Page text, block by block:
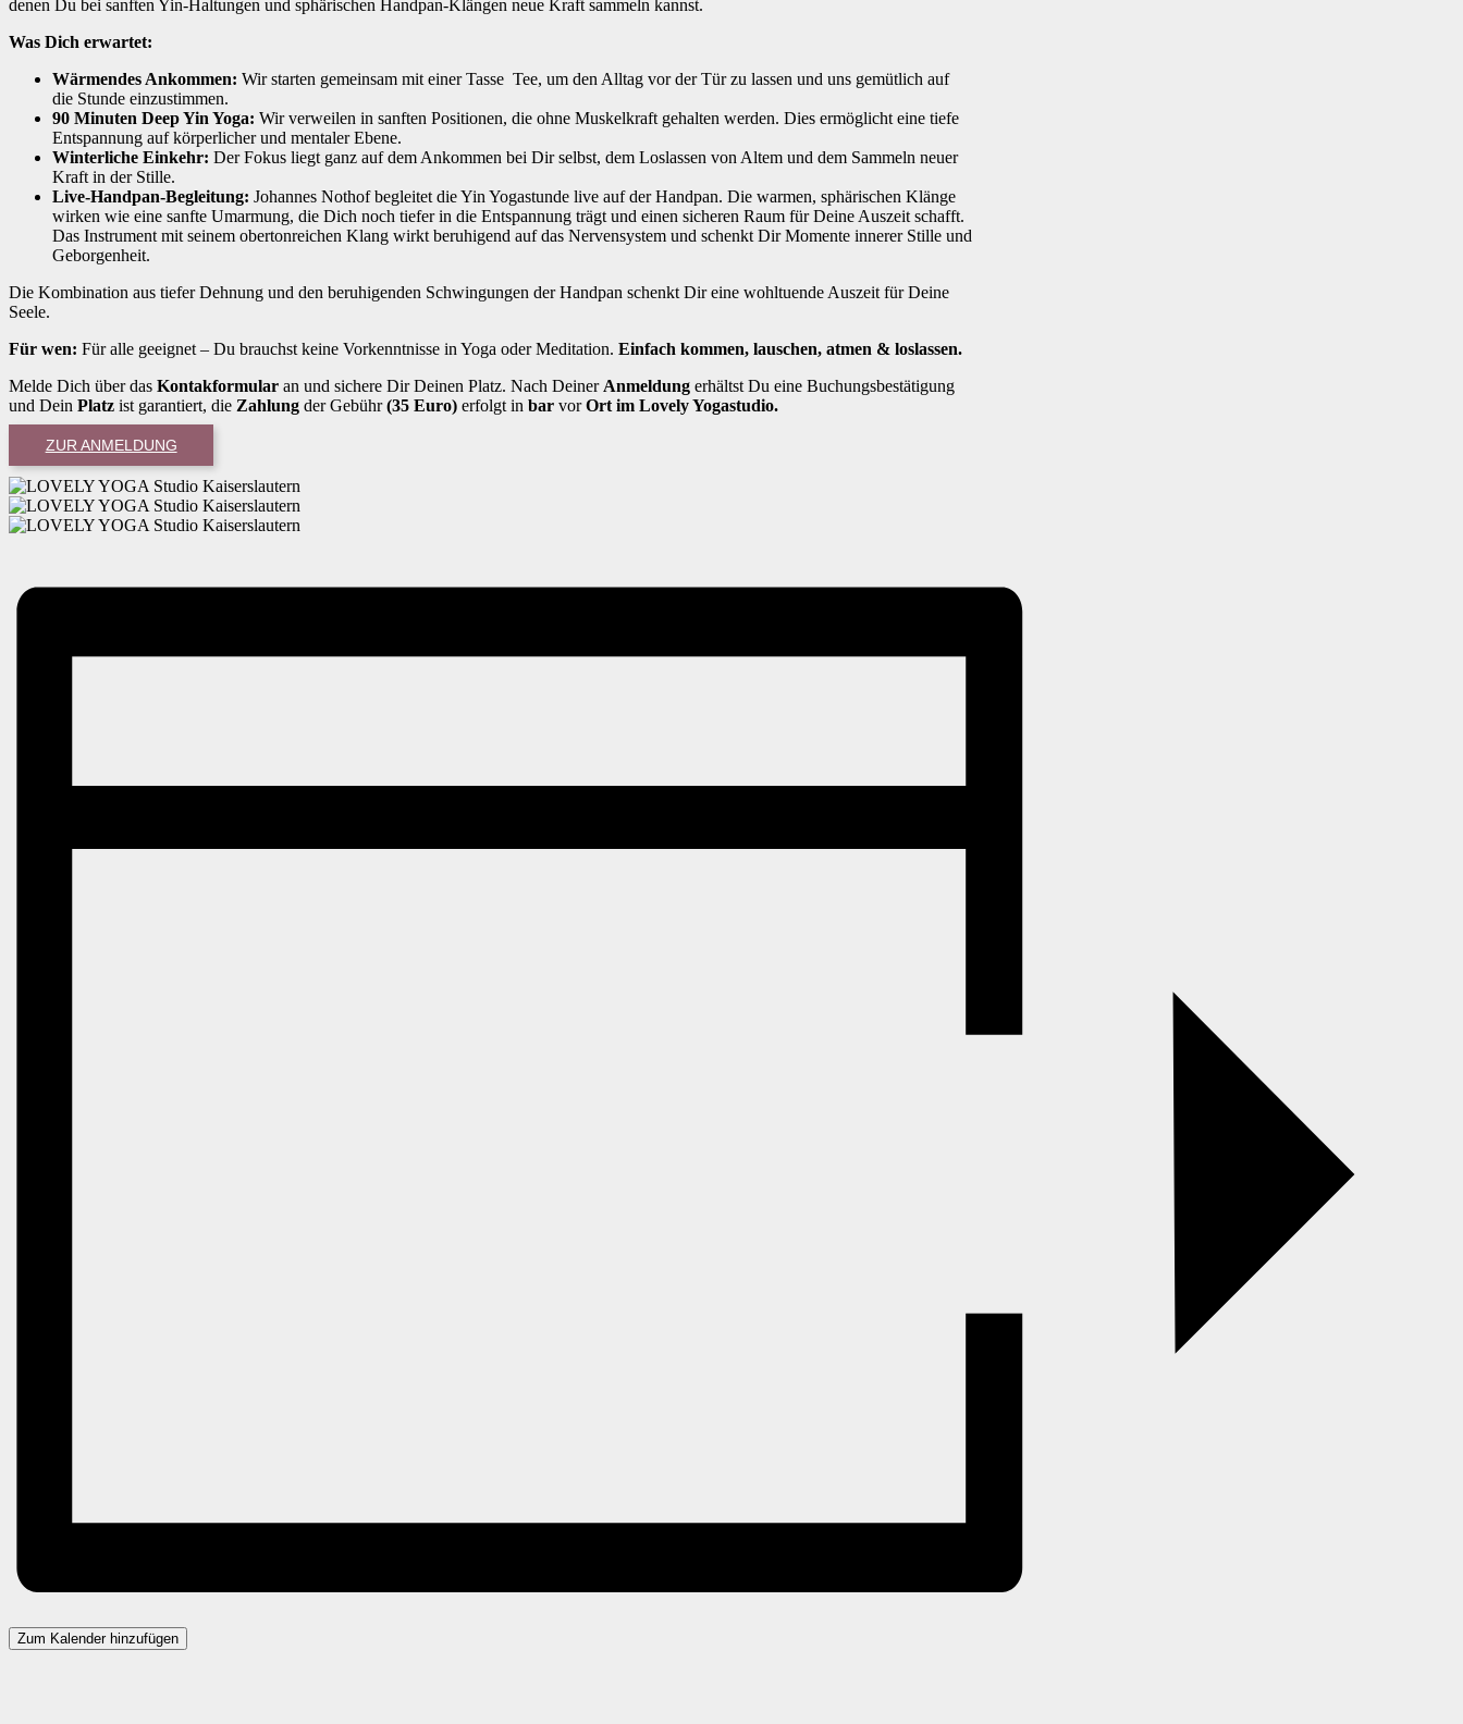
denen Du bei sanften Yin-Haltungen und sphärischen Handpan-Klängen neue Kraft sammeln kannst.
Was Dich erwartet:
Wärmendes Ankommen: Wir starten gemeinsam mit einer Tasse Tee, um den Alltag vor der Tür zu lassen und uns gemütlich auf
die Stunde einzustimmen.
90 Minuten Deep Yin Yoga: Wir verweilen in sanften Positionen, die ohne Muskelkraft gehalten werden. Dies ermöglicht eine tiefe
Entspannung auf körperlicher und mentaler Ebene.
Winterliche Einkehr: Der Fokus liegt ganz auf dem Ankommen bei Dir selbst, dem Loslassen von Altem und dem Sammeln neuer
Kraft in der Stille.
Live-Handpan-Begleitung: Johannes Nothof begleitet die Yin Yogastunde live auf der Handpan. Die warmen, sphärischen Klänge
wirken wie eine sanfte Umarmung, die Dich noch tiefer in die Entspannung trägt und einen sicheren Raum für Deine Auszeit schafft.
Das Instrument mit seinem obertonreichen Klang wirkt beruhigend auf das Nervensystem und schenkt Dir Momente innerer Stille und
Geborgenheit.
Die Kombination aus tiefer Dehnung und den beruhigenden Schwingungen der Handpan schenkt Dir eine wohltuende Auszeit für Deine
Seele.
Für wen: Für alle geeignet – Du brauchst keine Vorkenntnisse in Yoga oder Meditation. Einfach kommen, lauschen, atmen & loslassen.
Melde Dich über das Kontakformular an und sichere Dir Deinen Platz. Nach Deiner Anmeldung erhältst Du eine Buchungsbestätigung
und Dein Platz ist garantiert, die Zahlung der Gebühr(35 Euro) erfolgt in bar vorOrt im Lovely Yogastudio.
ZUR ANMELDUNG
Zum Kalender hinzufügen